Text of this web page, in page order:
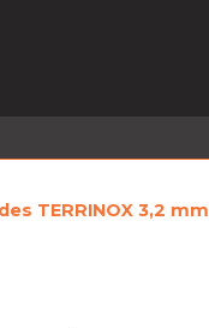
TERRINOX 3,2 mm